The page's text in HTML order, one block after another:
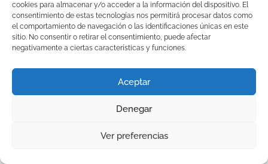
cookies para almacenar y/o acceder a la información del dispositivo. El
consentimiento de estas tecnologías nos permitirá procesar datos como
el comportamiento de navegación o las identificaciones únicas en este
sitio. No consentir o retirar el consentimiento, puede afectar
negativamente a ciertas características y funciones.
Aceptar
Denegar
Ver preferencias